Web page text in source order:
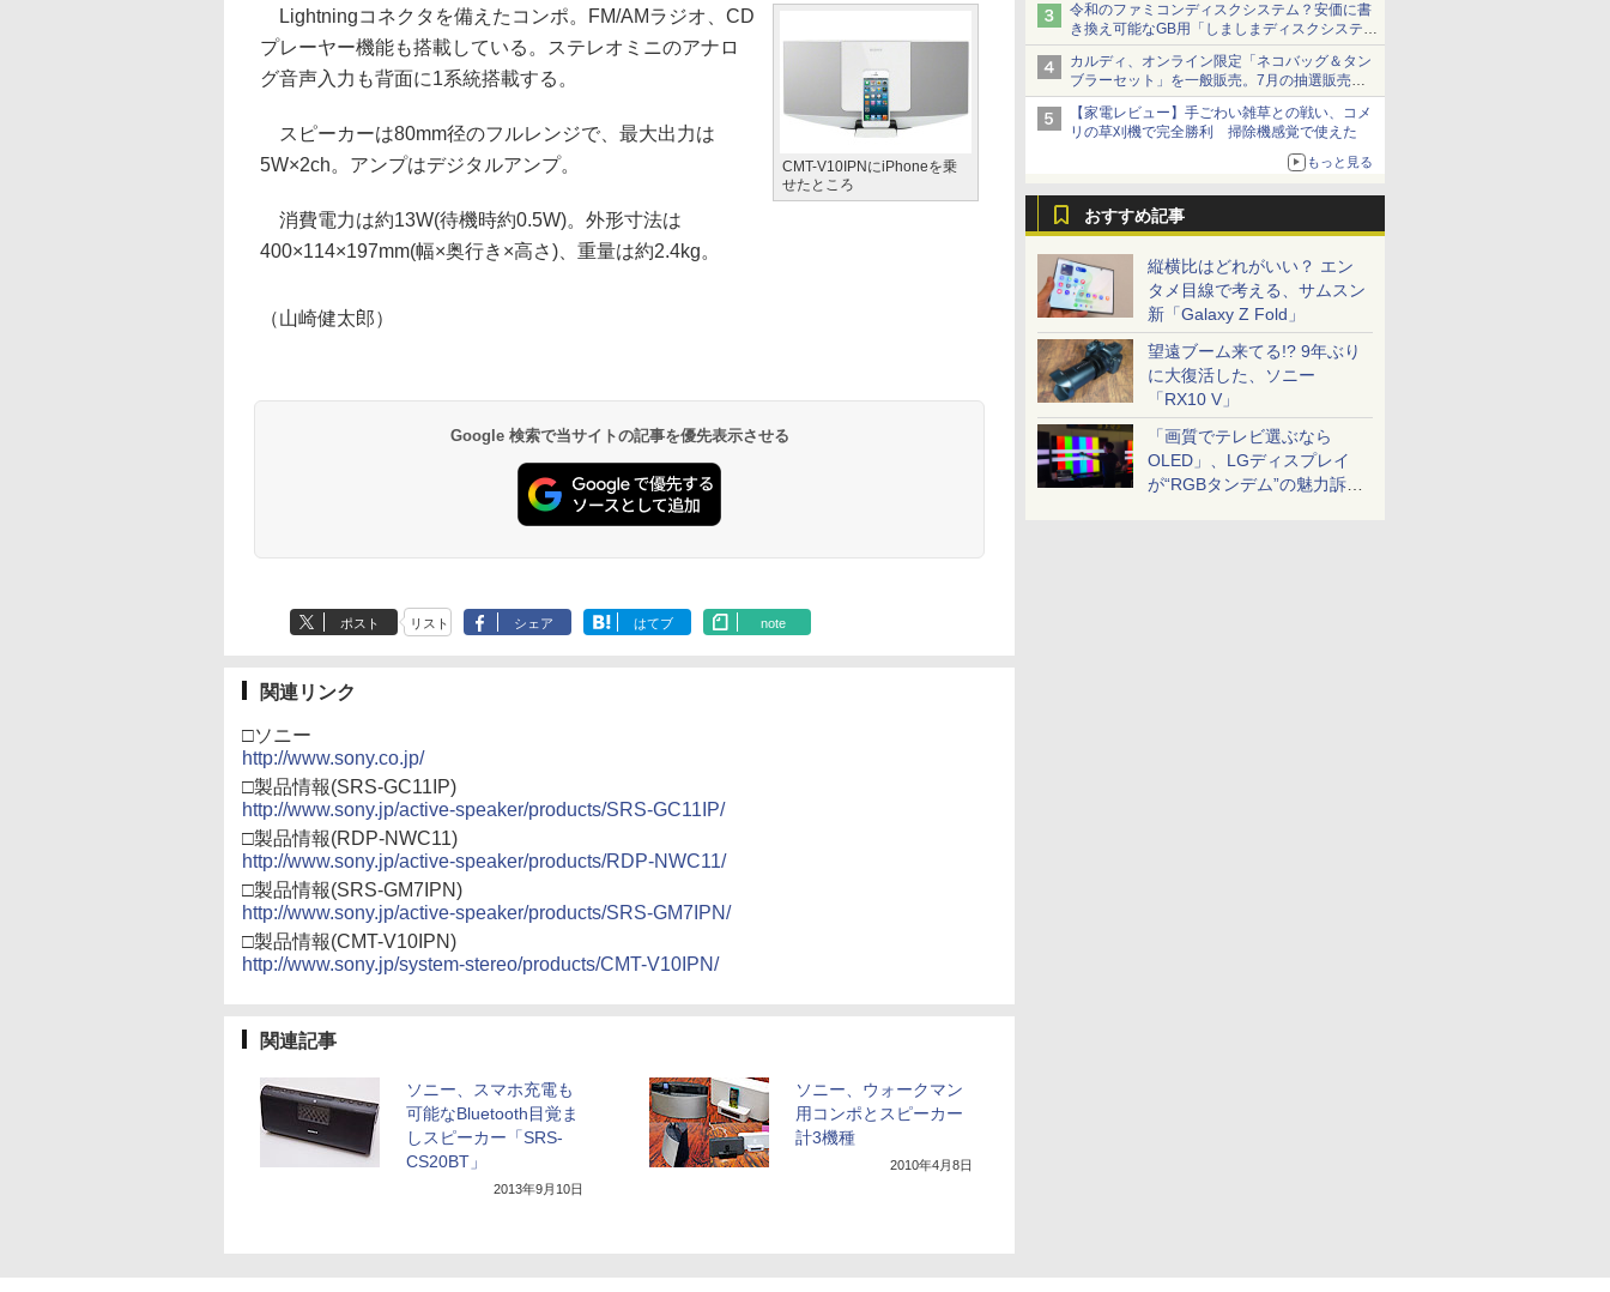
令和のファミコンディスクシステム？安価に書
き換え可能なGB用「しましまディスクシステ
ム」
カルディ、オンライン限定「ネコバッグ＆タン
ブラーセット」を一般販売。7月の抽選販売の
当選無効分
【家電レビュー】手ごわい雑草との戦い、コメ
リの草刈機で完全勝利 掃除機感覚で使えた
もっと見る
おすすめ記事
縦横比はどれがいい？ エン
タメ目線で考える、サムスン
新「Galaxy Z Fold」
望遠ブーム来てる!? 9年ぶり
に大復活した、ソニー
「RX10 V」
「画質でテレビ選ぶなら
OLED」、LGディスプレイ
が“RGBタンデム”の魅力訴
CMT-V10IPNにiPhoneを乗
せたところ
Lightningコネクタを備えたコンポ。FM/AMラジオ、CD
プレーヤー機能も搭載している。ステレオミニのアナロ
グ音声入力も背面に1系統搭載する。
スピーカーは80mm径のフルレンジで、最大出力は
5W×2ch。アンプはデジタルアンプ。
消費電力は約13W(待機時約0.5W)。外形寸法は
400×114×197mm(幅×奥行き×高さ)、重量は約2.4kg。
（山崎健太郎）
Google 検索で当サイトの記事を優先表示させる
ポスト リスト シェア はてブ note
関連リンク
□ソニー
http://www.sony.co.jp/
□製品情報(SRS-GC11IP)
http://www.sony.jp/active-speaker/products/SRS-GC11IP/
□製品情報(RDP-NWC11)
http://www.sony.jp/active-speaker/products/RDP-NWC11/
□製品情報(SRS-GM7IPN)
http://www.sony.jp/active-speaker/products/SRS-GM7IPN/
□製品情報(CMT-V10IPN)
http://www.sony.jp/system-stereo/products/CMT-V10IPN/
関連記事
ソニー、スマホ充電も
可能なBluetooth目覚ま
しスピーカー「SRS-
CS20BT」
2013年9月10日
ソニー、ウォークマン
用コンポとスピーカー
計3機種
2010年4月8日